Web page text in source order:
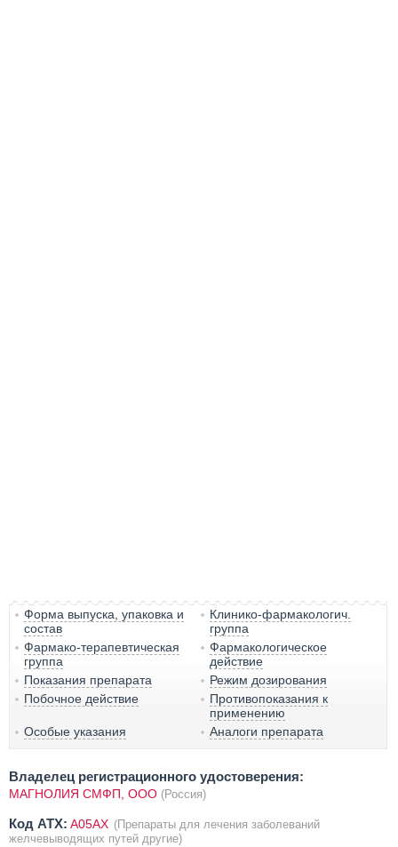
Форма выпуска, упаковка и
состав
Клинико-фармакологич.
группа
Фармако-терапевтическая
группа
Фармакологическое
действие
Показания препарата
Режим дозирования
Побочное действие
Противопоказания к
применению
Особые указания
Аналоги препарата
Владелец регистрационного удостоверения:
МАГНОЛИЯ СМФП, ООО (Россия)
Код ATX: A05AX (Препараты для лечения заболеваний
желчевыводящих путей другие)